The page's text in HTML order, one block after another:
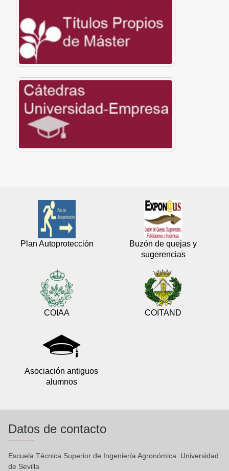
Plan Autoprotección
Buzón de quejas y
sugerencias
COIAA COITAND
Asociación antiguos
alumnos
Datos de contacto
Escuela Técnica Superior de Ingeniería Agronómica. Universidad
de Sevilla